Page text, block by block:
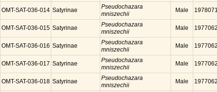
OMT-SAT-036-014 Satyrinae
Pseudochazara
mniszechii
Male
OMT-SAT-036-015 Satyrinae
Pseudochazara
mniszechii
Male
OMT-SAT-036-016 Satyrinae
Pseudochazara
mniszechii
Male
OMT-SAT-036-017 Satyrinae
Pseudochazara
mniszechii
Male
OMT-SAT-036-018 Satyrinae
Pseudochazara
mniszechii
Male